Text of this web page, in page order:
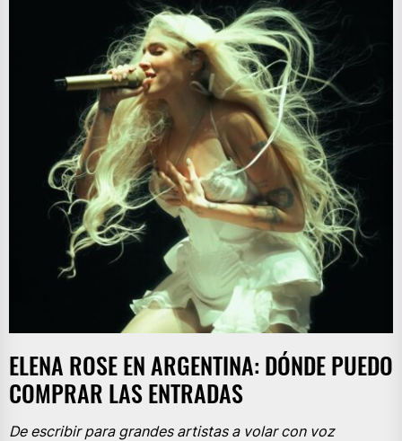
ELENA ROSE EN ARGENTINA: DÓNDE PUEDO
COMPRAR LAS ENTRADAS
De escribir para grandes artistas a volar con voz